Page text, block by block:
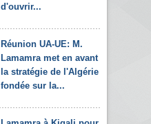
d'ouvrir...
Réunion UA-UE: M.
Lamamra met en avant
la stratégie de l'Algérie
fondée sur la...